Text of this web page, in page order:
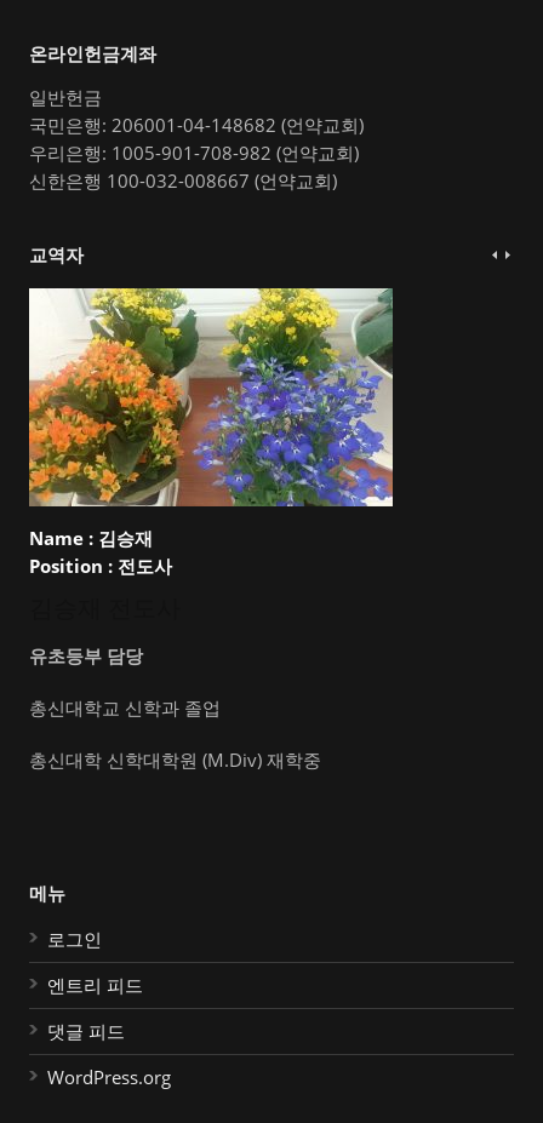
온라인헌금계좌
일반헌금
국민은행: 206001-04-148682 (언약교회)
우리은행: 1005-901-708-982 (언약교회)
신한은행 100-032-008667 (언약교회)
교역자
Name : 김승재
Position : 전도사
유초등부 담당
총신대학교 신학과 졸업
총신대학 신학대학원 (M.Div) 재학중
메뉴
로그인
엔트리 피드
댓글 피드
WordPress.org